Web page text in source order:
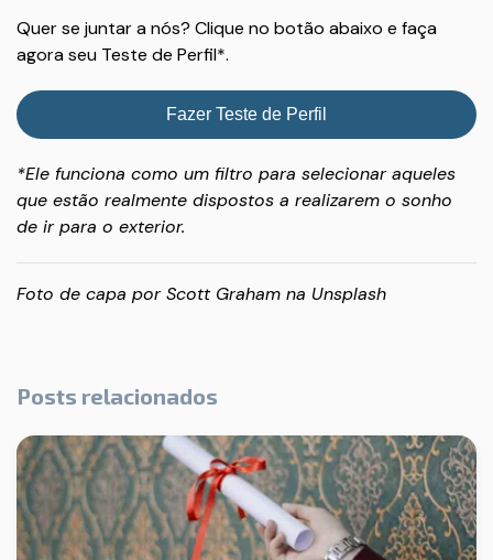
Quer se juntar a nós? Clique no botão abaixo e faça
agora seu Teste de Perfil*.
Fazer Teste de Perfil
*Ele funciona como um filtro para selecionar aqueles
que estão realmente dispostos a realizarem o sonho
de ir para o exterior.
Foto de capa porScott Graham na Unsplash
Posts relacionados